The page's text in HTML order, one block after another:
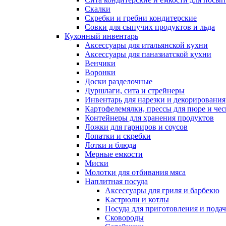
Скалки
Скребки и гребни кондитерские
Совки для сыпучих продуктов и льда
Кухонный инвентарь
Аксессуары для итальянской кухни
Аксессуары для паназиатской кухни
Венчики
Воронки
Доски разделочные
Дуршлаги, сита и стрейнеры
Инвентарь для нарезки и декорирования
Картофелемялки, прессы для пюре и
Контейнеры для хранения продуктов
Ложки для гарниров и соусов
Лопатки и скребки
Лотки и блюда
Мерные емкости
Миски
Молотки для отбивания мяса
Наплитная посуда
Аксессуары для гриля и барбекю
Кастрюли и котлы
Посуда для приготовления и
Сковороды